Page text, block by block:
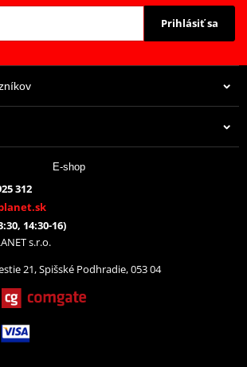
Na centrálnom sklade
Prihlásiť sa
E-shop
312
14:30-16)
s.r.o.
21, Spišské Podhradie, 053 04